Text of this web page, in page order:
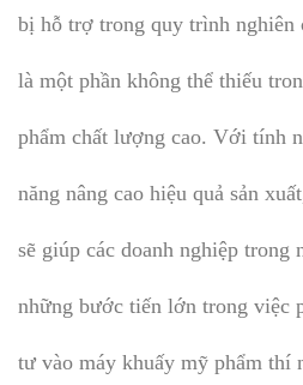
bị hỗ trợ trong quy trình nghiên
là một phần không thể thiếu
phẩm chất lượng cao. Với tính
năng nâng cao hiệu quả sản
sẽ giúp các doanh nghiệp trong
những bước tiến lớn trong việc
tư vào máy khuấy mỹ phẩm thí